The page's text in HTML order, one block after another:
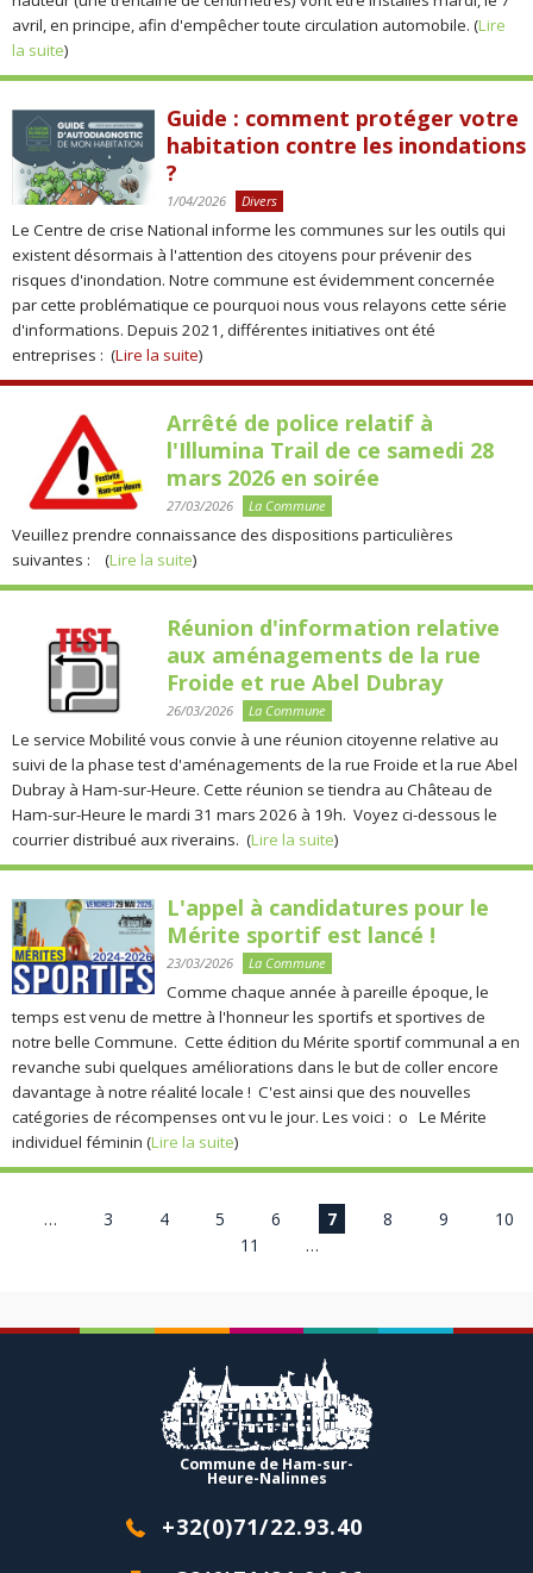
avril, en principe, afin d'empêcher toute circulation automobile. (Lire
la suite)
Guide : comment protéger votre
habitation contre les inondations
?
1/04/2026 Divers
Le Centre de crise National informe les communes sur les outils qui
existent désormais à l'attention des citoyens pour prévenir des
risques d'inondation. Notre commune est évidemment concernée
par cette problématique ce pourquoi nous vous relayons cette série
d'informations. Depuis 2021, différentes initiatives ont été
entreprises : (Lire la suite)
Arrêté de police relatif à
l'Illumina Trail de ce samedi 28
mars 2026 en soirée
27/03/2026 La Commune
Veuillez prendre connaissance des dispositions particulières
suivantes : (Lire la suite)
Réunion d'information relative
aux aménagements de la rue
Froide et rue Abel Dubray
26/03/2026 La Commune
Le service Mobilité vous convie à une réunion citoyenne relative au
suivi de la phase test d'aménagements de la rue Froide et la rue Abel
Dubray à Ham-sur-Heure. Cette réunion se tiendra au Château de
Ham-sur-Heure le mardi 31 mars 2026 à 19h. Voyez ci-dessous le
courrier distribué aux riverains. (Lire la suite)
L'appel à candidatures pour le
Mérite sportif est lancé !
23/03/2026 La Commune
Comme chaque année à pareille époque, le
temps est venu de mettre à l'honneur les sportifs et sportives de
notre belle Commune. Cette édition du Mérite sportif communal a en
revanche subi quelques améliorations dans le but de coller encore
davantage à notre réalité locale ! C'est ainsi que des nouvelles
catégories de récompenses ont vu le jour. Les voici : o Le Mérite
individuel féminin (Lire la suite)
… 3 4 5 6 7 8 9
10
11
…
Commune de Ham-sur-
Heure-Nalinnes
+32(0)71/22.93.40